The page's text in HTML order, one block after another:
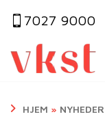
7027 9000
HJEM » NYHEDER